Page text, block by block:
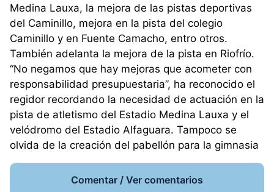
Medina Lauxa, la mejora de las pistas deportivas
del Caminillo, mejora en la pista del colegio
Caminillo y en Fuente Camacho, entro otros.
También adelanta la mejora de la pista en Riofrío.
“No negamos que hay mejoras que acometer con
responsabilidad presupuestaria”, ha reconocido el
regidor recordando la necesidad de actuación en la
pista de atletismo del Estadio Medina Lauxa y el
velódromo del Estadio Alfaguara. Tampoco se
olvida de la creación del pabellón para la gimnasia
Comentar / Ver comentarios